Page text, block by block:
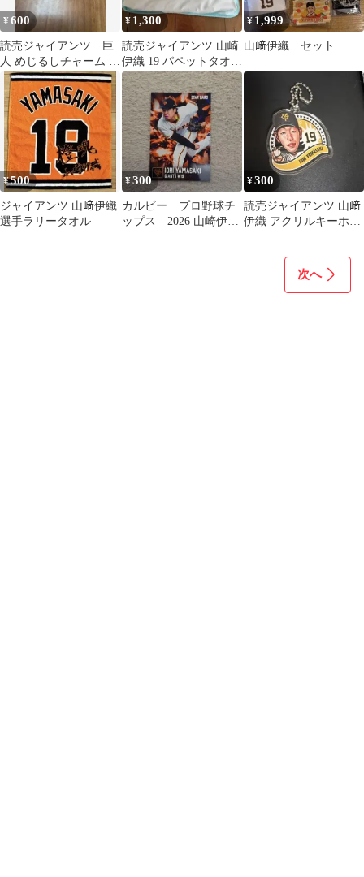
¥600
読売ジャイアンツ 巨
人 めじるしチャーム 山
﨑伊織
¥ 1,300
読売ジャイアンツ 山崎
伊織 19 パペットタオ
ル やまさき いお
り 巨人 フード
¥1,999
山﨑伊織 セット
¥500
ジャイアンツ 山﨑伊織
選手ラリータオル
¥300
カルビー プロ野球チ
ップス 2026 山崎伊
¥300
読売ジャイアンツ 山﨑
伊織 アクリルキーホル
次へ